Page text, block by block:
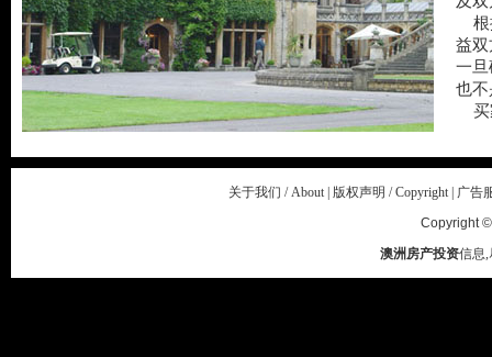
根
益双
一旦
也不
买
关于我们 / About| 版权声明 / Copyright|
广告
Copyright
澳洲房产投资信息,